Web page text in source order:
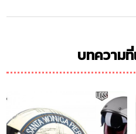
บทความ